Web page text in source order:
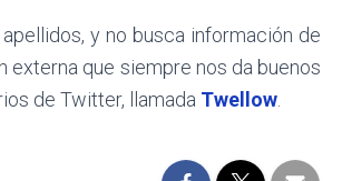
y no busca información de
externa que siempre nos da buenos
de Twitter, llamada Twellow